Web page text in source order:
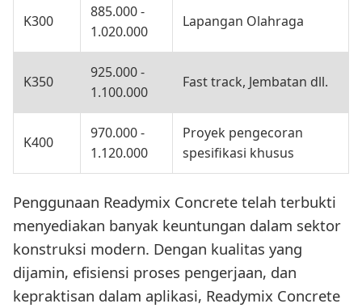
K300
885.000 -
1.020.000
Lapangan Olahraga
K350
925.000 -
1.100.000
Fast track, Jembatan dll.
K400
970.000 -
1.120.000
Proyek pengecoran
spesifikasi khusus
Penggunaan Readymix Concrete telah terbukti
menyediakan banyak keuntungan dalam sektor
konstruksi modern. Dengan kualitas yang
dijamin, efisiensi proses pengerjaan, dan
kepraktisan dalam aplikasi, Readymix Concrete